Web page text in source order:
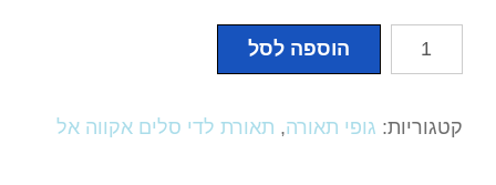
לדי
הוספה לסל
קטגוריות: גופי תאורה, תאורת לדי סלים אקווה אל